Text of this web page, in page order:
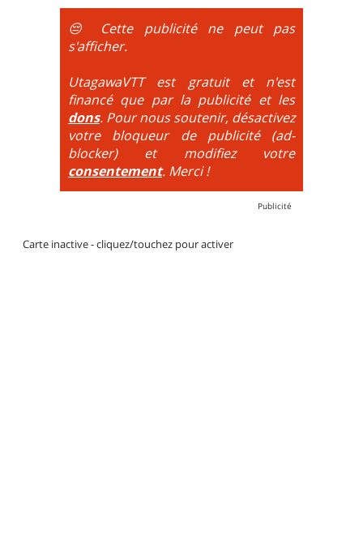
obligatoire.
DH / Gravity : Seule la descente se passe sur le vélo.
La montée est faite via navette ou remontée
mécanique. La difficulté de la descente est indiquée
par des couleurs lorsqu'il s'agit de bikeparks. Vélo
tout suspendu et protections du corps obligatoires.
😔 Cette publicité ne peut pas
s'afficher.
UtagawaVTT est gratuit et n'est
financé que par la publicité et les
dons. Pour nous soutenir, désactivez
votre bloqueur de publicité (ad-
blocker) et modifiez votre
consentement. Merci !